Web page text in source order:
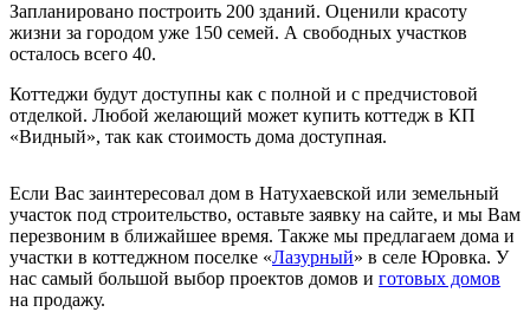
Запланировано построить 200 зданий. Оценили красоту
жизни за городом уже 150 семей. А свободных участков
осталось всего 40.
Коттеджи будут доступны как с полной и с предчистовой
отделкой. Любой желающий может купить коттедж в КП
«Видный», так как стоимость дома доступная.
Если Вас заинтересовал дом в Натухаевской или земельный
участок под строительство, оставьте заявку на сайте, и мы Вам
перезвоним в ближайшее время. Также мы предлагаем дома и
участки в коттеджном поселке «Лазурный» в селе Юровка. У
нас самый большой выбор проектов домов и готовых домов
на продажу.